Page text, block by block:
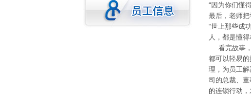
“因为你们懂
最后，老师把
“世上那些成
人，都是懂
看完故事，
都可以轻易
理，为员工
司的总裁、
的连锁行动